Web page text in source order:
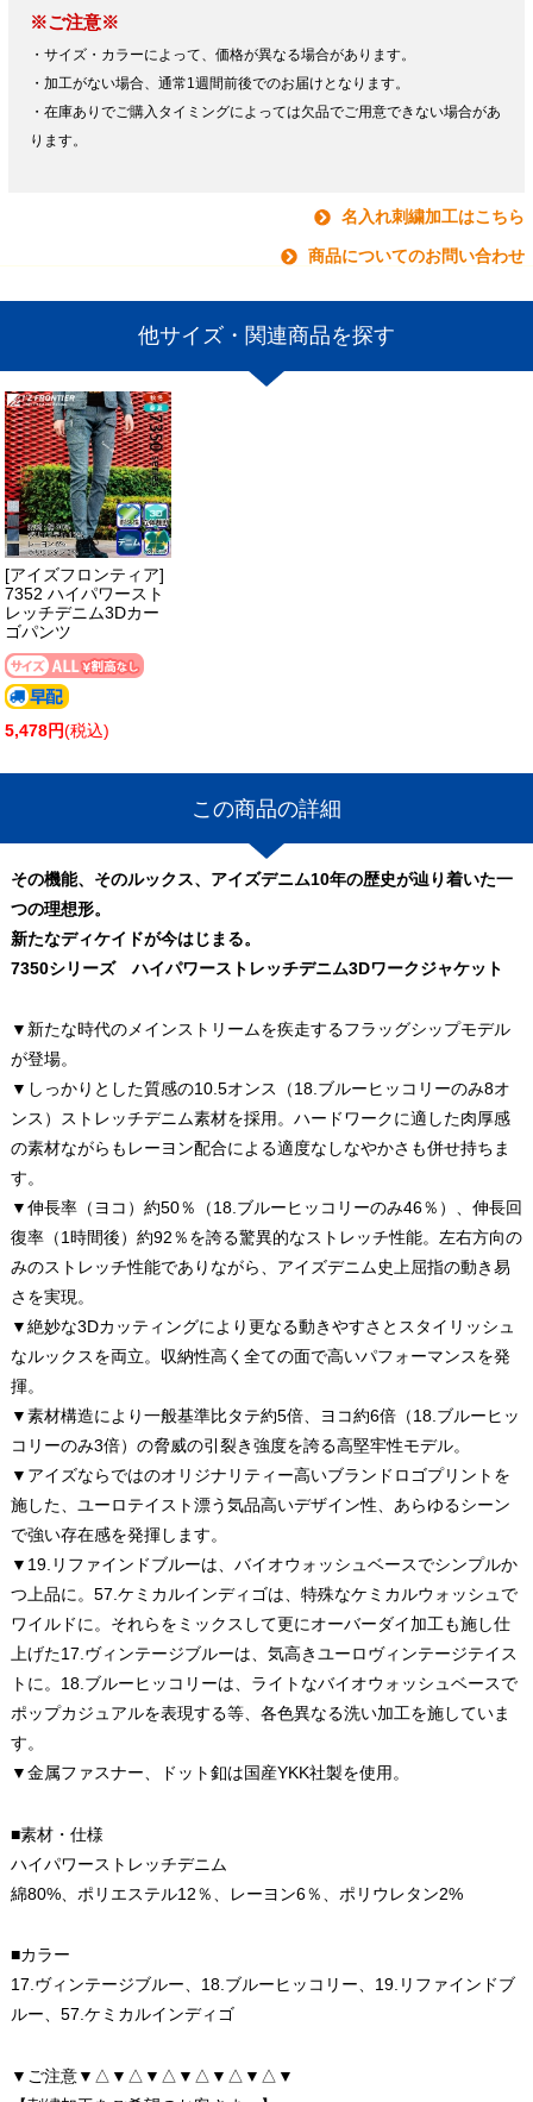
※ご注意※
・サイズ・カラーによって、価格が異なる場合があります。
・加工がない場合、通常1週間前後でのお届けとなります。
・在庫ありでご購入タイミングによっては欠品でご用意できない場合があ
ります。
名入れ刺繍加工はこちら
商品についてのお問い合わせ
他サイズ・関連商品を探す
[アイズフロンティア]
7352 ハイパワースト
レッチデニム3Dカー
ゴパンツ
5,478円(税込)
この商品の詳細
その機能、そのルックス、アイズデニム10年の歴史が辿り着いた一
つの理想形。
新たなディケイドが今はじまる。
7350シリーズ ハイパワーストレッチデニム3Dワークジャケット
▼新たな時代のメインストリームを疾走するフラッグシップモデル
が登場。
▼しっかりとした質感の10.5オンス（18.ブルーヒッコリーのみ8オ
ンス）ストレッチデニム素材を採用。ハードワークに適した肉厚感
の素材ながらもレーヨン配合による適度なしなやかさも併せ持ちま
す。
▼伸長率（ヨコ）約50％（18.ブルーヒッコリーのみ46％）、伸長回
復率（1時間後）約92％を誇る驚異的なストレッチ性能。左右方向の
みのストレッチ性能でありながら、アイズデニム史上屈指の動き易
さを実現。
▼絶妙な3Dカッティングにより更なる動きやすさとスタイリッシュ
なルックスを両立。収納性高く全ての面で高いパフォーマンスを発
揮。
▼素材構造により一般基準比タテ約5倍、ヨコ約6倍（18.ブルーヒッ
コリーのみ3倍）の脅威の引裂き強度を誇る高堅牢性モデル。
▼アイズならではのオリジナリティー高いブランドロゴプリントを
施した、ユーロテイスト漂う気品高いデザイン性、あらゆるシーン
で強い存在感を発揮します。
▼19.リファインドブルーは、バイオウォッシュベースでシンプルか
つ上品に。57.ケミカルインディゴは、特殊なケミカルウォッシュで
ワイルドに。それらをミックスして更にオーバーダイ加工も施し仕
上げた17.ヴィンテージブルーは、気高きユーロヴィンテージテイス
トに。18.ブルーヒッコリーは、ライトなバイオウォッシュベースで
ポップカジュアルを表現する等、各色異なる洗い加工を施していま
す。
▼金属ファスナー、ドット釦は国産YKK社製を使用。
■素材・仕様
ハイパワーストレッチデニム
綿80%、ポリエステル12％、レーヨン6％、ポリウレタン2%
■カラー
17.ヴィンテージブルー、18.ブルーヒッコリー、19.リファインドブ
ルー、57.ケミカルインディゴ
▼ご注意▼△▼△▼△▼△▼△▼△▼